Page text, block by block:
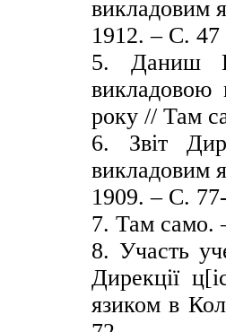
викладовим
1912. – С. 47
5. Даниш
викладовою
року // Там
6. Звіт
викладовим
1909. – С.
7. Там само.
8. Участь
Дирекції
язиком в